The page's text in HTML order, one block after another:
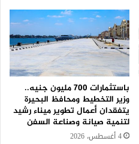
باستثمارات 700 مليون جنيه..
وزير التخطيط ومحافظ البحيرة
يتفقدان أعمال تطوير ميناء رشيد
لتنمية صيانة وصناعة السفن
4 أغسطس، 2026